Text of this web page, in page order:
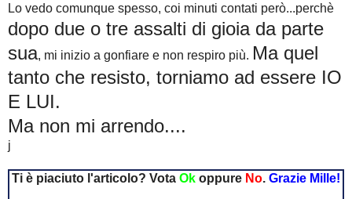
Lo vedo comunque spesso, coi minuti contati però...perchè
dopo due o tre assalti di gioia da parte
sua, mi inizio a gonfiare e non respiro più. Ma quel
tanto che resisto, torniamo ad essere IO
E LUI.
Ma non mi arrendo....
j
Ti è piaciuto l'articolo? Vota Ok oppure No. Grazie Mille!